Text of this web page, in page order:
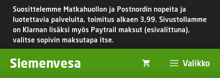
Siirry
sisältöön
Suosittelemme Matkahuollon ja Postnordin nopeita ja
luotettavia palveluita, toimitus alkaen 3,99. Sivustollamme
on Klarnan lisäksi myös Paytrail maksut (esivalittuna),
valitse sopivin maksutapa itse.
Siemenvesa Valikko